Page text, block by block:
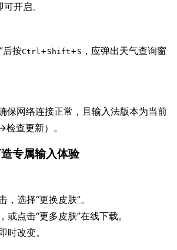
开启。
后按Ctrl+ Shift+ S ，应弹出天气查询窗
保网络连接正常，且输入法版本为当前
查更新）。
专属输入体验
选择“更换皮肤”。
或点击“更多皮肤”在线下载。
时改变。